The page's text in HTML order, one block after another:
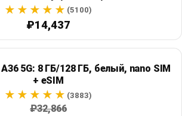
(5100)
₽14,437
A36 5G: 8 ГБ/128 ГБ, белый, nano SIM
+ eSIM
(3883)
₽32,866